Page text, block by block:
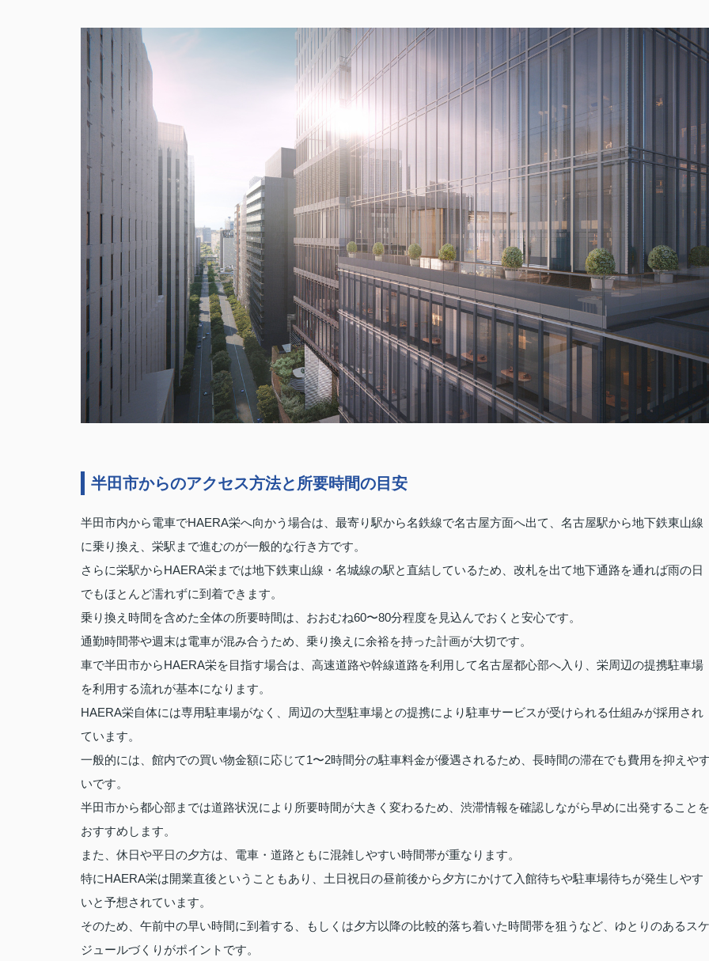
半田市からのアクセス方法と所要時間の目安
半田市内から電車でHAERA栄へ向かう場合は、最寄り駅から名鉄線で名古屋方面へ出て、名古屋駅から地下鉄東山線
に乗り換え、栄駅まで進むのが一般的な行き方です。
さらに栄駅からHAERA栄までは地下鉄東山線・名城線の駅と直結しているため、改札を出て地下通路を通れば雨の日
でもほとんど濡れずに到着できます。
乗り換え時間を含めた全体の所要時間は、おおむね60〜80分程度を見込んでおくと安心です。
通勤時間帯や週末は電車が混み合うため、乗り換えに余裕を持った計画が大切です。
車で半田市からHAERA栄を目指す場合は、高速道路や幹線道路を利用して名古屋都心部へ入り、栄周辺の提携駐車場
を利用する流れが基本になります。
HAERA栄自体には専用駐車場がなく、周辺の大型駐車場との提携により駐車サービスが受けられる仕組みが採用され
ています。
一般的には、館内での買い物金額に応じて1〜2時間分の駐車料金が優遇されるため、長時間の滞在でも費用を抑えや
いです。
半田市から都心部までは道路状況により所要時間が大きく変わるため、渋滞情報を確認しながら早めに出発することを
おすすめします。
また、休日や平日の夕方は、電車・道路ともに混雑しやすい時間帯が重なります。
特にHAERA栄は開業直後ということもあり、土日祝日の昼前後から夕方にかけて入館待ちや駐車場待ちが発生しやす
いと予想されています。
そのため、午前中の早い時間に到着する、もしくは夕方以降の比較的落ち着いた時間帯を狙うなど、ゆとりのあるスケ
ジュールづくりがポイントです。